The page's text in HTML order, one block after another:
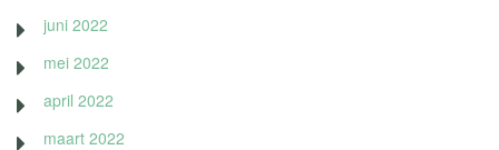
juni 2022
mei 2022
april 2022
maart 2022